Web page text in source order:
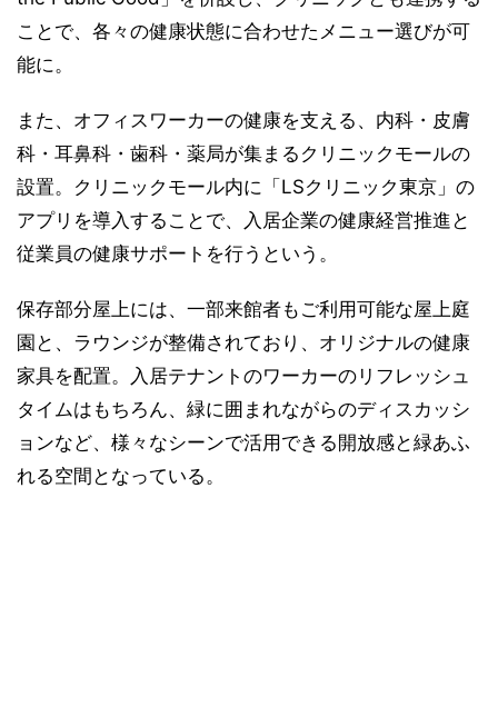
ことで、各々の健康状態に合わせたメニュー選びが可
能に。
また、オフィスワーカーの健康を支える、内科・皮膚
科・耳鼻科・歯科・薬局が集まるクリニックモールの
設置。クリニックモール内に「LSクリニック東京」の
アプリを導入することで、入居企業の健康経営推進と
従業員の健康サポートを行うという。
保存部分屋上には、一部来館者もご利用可能な屋上庭
園と、ラウンジが整備されており、オリジナルの健康
家具を配置。入居テナントのワーカーのリフレッシュ
タイムはもちろん、緑に囲まれながらのディスカッシ
ョンなど、様々なシーンで活用できる開放感と緑あふ
れる空間となっている。